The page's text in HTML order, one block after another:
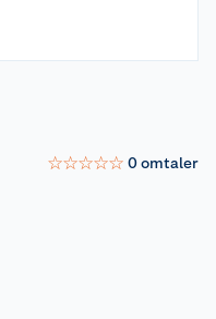
☆☆☆☆☆ 0omtaler